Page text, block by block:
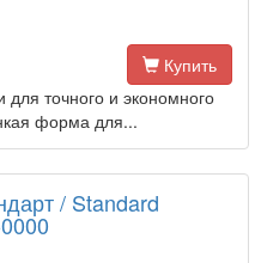
Купить
точного и экономного
форма для...
/ Standard